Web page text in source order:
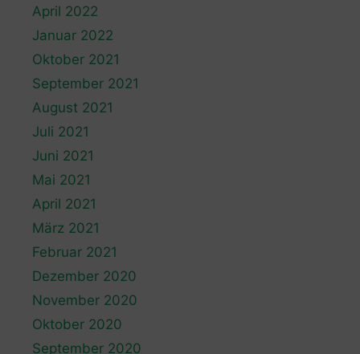
April 2022
Januar 2022
Oktober 2021
September 2021
August 2021
Juli 2021
Juni 2021
Mai 2021
April 2021
März 2021
Februar 2021
Dezember 2020
November 2020
Oktober 2020
September 2020